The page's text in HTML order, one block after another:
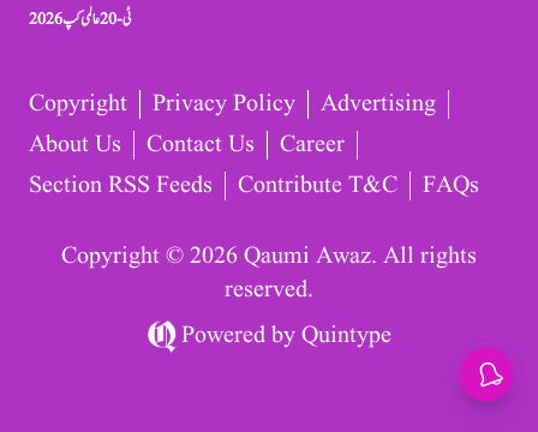
ٹی-20 عالمی کپ 2026
Copyright Privacy Policy
Advertising
About Us
Contact Us
Career
Section RSS Feeds
Contribute T&C FAQs
Copyright © 2026 Qaumi Awaz. All rights
reserved.
Powered byQuintype